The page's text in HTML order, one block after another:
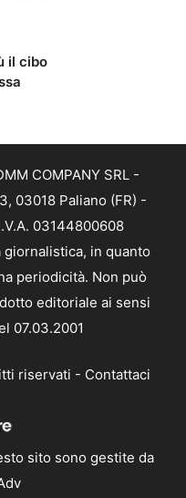
il cibo
COMPANY SRL -
03018 Paliano (FR) -
03144800608
giornalistica, in quanto
periodicità. Non può
editoriale ai sensi
07.03.2001
riservati - Contattaci
sito sono gestite da